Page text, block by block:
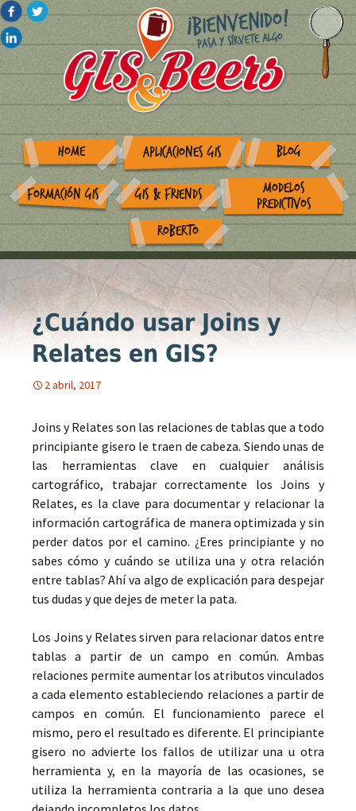
HOME APLICACIONES GIS BLOG
FORMACIÓN GIS GIS & FRIENDS
MODELOS
PREDICTIVOS
ROBERTO
¿Cuándo usar Joins y
Relates en GIS?
2 abril, 2017
Joins y Relates son las relaciones de tablas que a todo
principiante gisero le traen de cabeza. Siendo unas de
las herramientas clave en cualquier análisis
cartográfico, trabajar correctamente los Joins y
Relates, es la clave para documentar y relacionar la
información cartográfica de manera optimizada y sin
perder datos por el camino. ¿Eres principiante y no
sabes cómo y cuándo se utiliza una y otra relación
entre tablas? Ahí va algo de explicación para despejar
tus dudas y que dejes de meter la pata.
Los Joins y Relates sirven para relacionar datos entre
tablas a partir de un campo en común. Ambas
relaciones permite aumentar los atributos vinculados
a cada elemento estableciendo relaciones a partir de
campos en común. El funcionamiento parece el
mismo, pero el resultado es diferente. El principiante
gisero no advierte los fallos de utilizar una u otra
herramienta y, en la mayoría de las ocasiones, se
utiliza la herramienta contraria a la que uno desea